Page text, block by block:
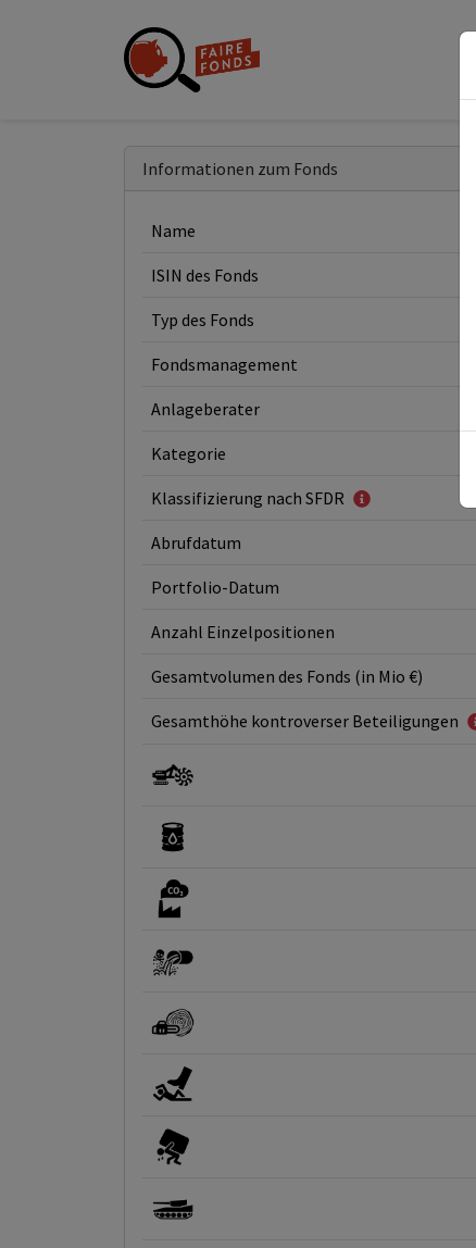
Informationen zum Fonds
Name
ISIN des Fonds
Typ des Fonds
Fondsmanagement
Anlageberater
Kategorie
Klassifizierung nach SFDR
Abrufdatum
Portfolio-Datum
Anzahl Einzelpositionen
Gesamtvolumen des Fonds (in Mio €)
Gesamthöhe kontroverser Beteiligungen